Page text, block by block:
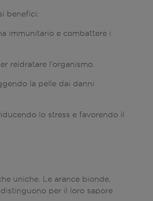
benefici:
immunitario e combattere i
reidratare l’organismo.
la pelle dai danni
lo stress e favorendo il
uniche. Le arance bionde,
per il loro sapore